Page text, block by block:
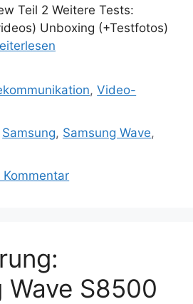
Teil 2 Weitere Tests:
Unboxing (+Testfotos)
,Video-
Samsung, Samsung Wave,
Wave S8500